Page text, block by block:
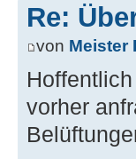
Re:
von Meister
vorher